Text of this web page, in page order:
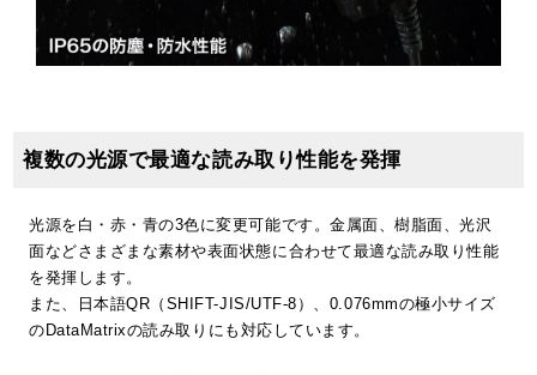
複数の光源で最適な読み取り性能を発揮
光源を白・赤・青の3色に変更可能です。金属面、樹脂面、光沢
面などさまざまな素材や表面状態に合わせて最適な読み取り性能
を発揮します。
また、日本語QR（SHIFT-JIS/UTF-8）、0.076mmの極小サイズ
のDataMatrixの読み取りにも対応しています。